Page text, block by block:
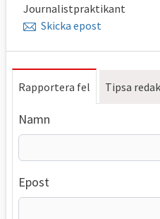
Journalistpraktikant
Skicka epost
Rapportera fel Tipsa
Namn
Epost